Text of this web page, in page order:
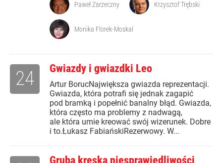
Paweł Zarzeczny Krzysztof Trębski
Monika Florek-Moskal
Gwiazdy i gwiazdki Leo
Artur BorucNajwiększa gwiazda reprezentacji.
Gwiazda, która potrafi się jednak zagapić
pod bramką i popełnić banalny błąd. Gwiazda,
która często ma problemy z nadwagą,
ale która umie kreować swój wizerunek. Dobre
i to.Łukasz FabiańskiRezerwowy. W...
24
Gruba kreska niesprawiedliwości